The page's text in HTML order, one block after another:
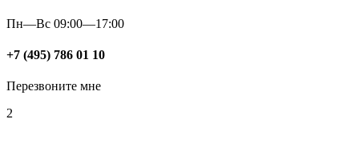
Пн—Вс 09:00—17:00
+7 (495) 786 01 10
Перезвоните мне
2